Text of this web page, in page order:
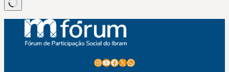
resultados
Instagram
Youtube
Facebook
X WhatsApp